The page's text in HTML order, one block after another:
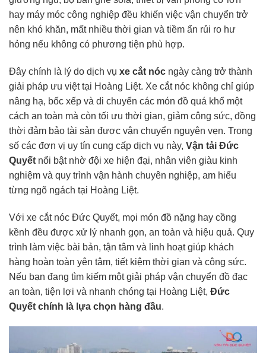
hay máy móc công nghiệp đều khiến việc vận chuyển trở
nên khó khăn, mất nhiều thời gian và tiềm ẩn rủi ro hư
hỏng nếu không có phương tiện phù hợp.
Đây chính là lý do dịch vụ xe cắt nóc ngày càng trở thành
giải pháp ưu việt tại Hoàng Liệt. Xe cắt nóc không chỉ giúp
nâng hạ, bốc xếp và di chuyển các món đồ quá khổ một
cách an toàn mà còn tối ưu thời gian, giảm công sức, đồng
thời đảm bảo tài sản được vận chuyển nguyên vẹn. Trong
số các đơn vị uy tín cung cấp dịch vụ này, Vận tải Đức
Quyết nổi bật nhờ đội xe hiện đại, nhân viên giàu kinh
nghiệm và quy trình vận hành chuyên nghiệp, am hiểu
từng ngõ ngách tại Hoàng Liệt.
Với xe cắt nóc Đức Quyết, mọi món đồ nặng hay cồng
kềnh đều được xử lý nhanh gọn, an toàn và hiệu quả. Quy
trình làm việc bài bản, tận tâm và linh hoạt giúp khách
hàng hoàn toàn yên tâm, tiết kiệm thời gian và công sức.
Nếu bạn đang tìm kiếm một giải pháp vận chuyển đồ đạc
an toàn, tiện lợi và nhanh chóng tại Hoàng Liệt, Đức
Quyết chính là lựa chọn hàng đầu.